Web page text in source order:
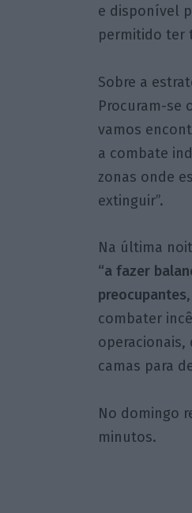
e disponível
permitido ter
Sobre a
Procuram-se
vamos
a combate
zonas onde
extinguir”.
Na última
“a fazer
preocupantes
combater
operacionais,
camas para
No domingo
minutos.